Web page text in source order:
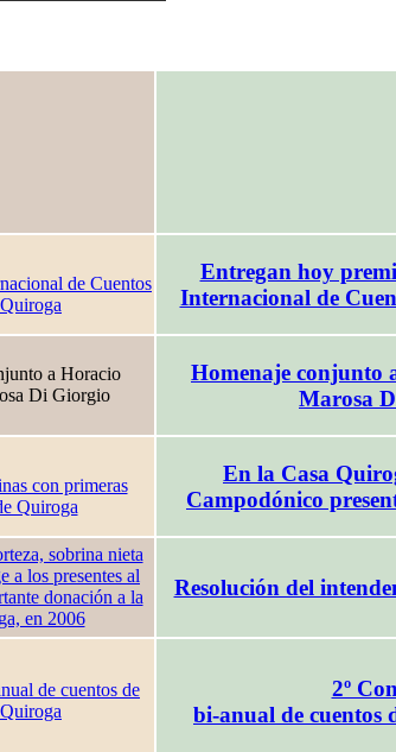
Entregan hoy
Internacional de
Homenaje conjunto
Marosa
En la Casa
Campodónico
Resolución del
2º
bi-anual de cuentos